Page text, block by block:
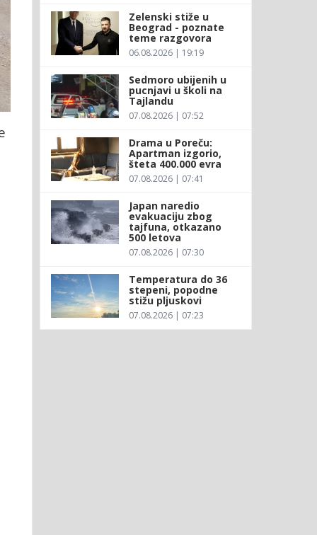
Zelenski stiže u
Beograd - poznate
teme razgovora
06.08.2026 | 19:19
Sedmoro ubijenih u
pucnjavi u školi na
Tajlandu
07.08.2026 | 07:52
Drama u Poreču:
Apartman izgorio,
šteta 400.000 evra
07.08.2026 | 07:41
Japan naredio
evakuaciju zbog
tajfuna, otkazano
500 letova
07.08.2026 | 07:30
Temperatura do 36
stepeni, popodne
stižu pljuskovi
07.08.2026 | 07:23